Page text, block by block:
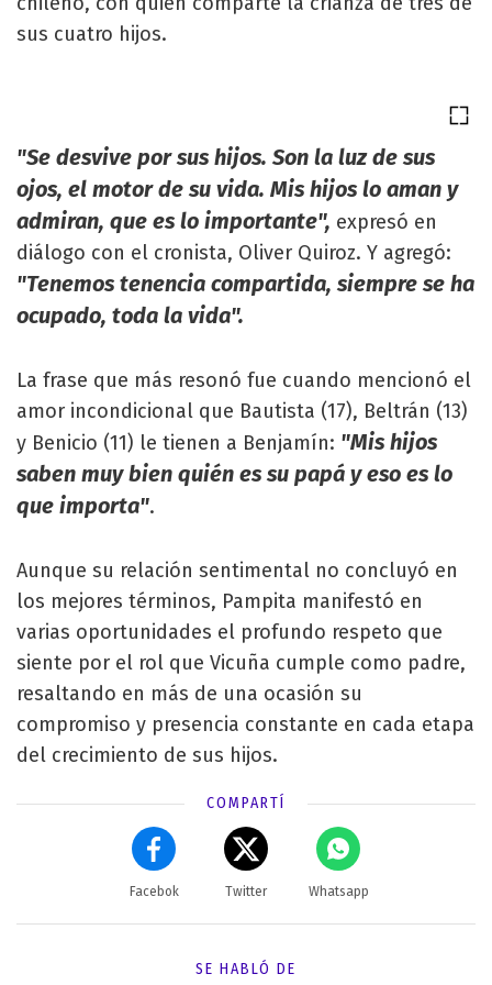
sus cuatro hijos.
"Se desvive por sus hijos. Son la luz de sus
ojos, el motor de su vida. Mis hijos lo aman y
admiran, que es lo importante", expresó en
diálogo con el cronista, Oliver Quiroz. Y agregó:
"Tenemos tenencia compartida, siempre se ha
ocupado, toda la vida".
La frase que más resonó fue cuando mencionó el
amor incondicional que Bautista (17), Beltrán (13)
y Benicio (11) le tienen a Benjamín: "Mis hijos
saben muy bien quién es su papá y eso es lo
que importa".
Aunque su relación sentimental no concluyó en
los mejores términos, Pampita manifestó en
varias oportunidades el profundo respeto que
siente por el rol que Vicuña cumple como padre,
resaltando en más de una ocasión su
compromiso y presencia constante en cada etapa
del crecimiento de sus hijos.
COMPARTÍ
Facebok Twitter Whatsapp
SE HABLÓ DE